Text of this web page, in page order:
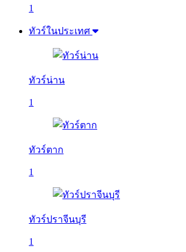
1
ทัวร์ในประเทศ
ทัวร์น่าน
1
ทัวร์ตาก
1
ทัวร์ปราจีนบุรี
1